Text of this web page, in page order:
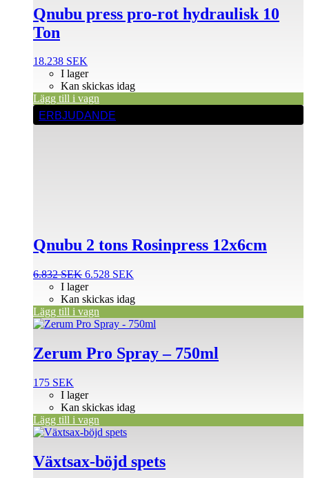
Qnubu press pro-rot hydraulisk 10
Ton
18.238 SEK
I lager
Kan skickas idag
Lägg till i vagn
ERBJUDANDE
Qnubu 2 tons Rosinpress 12x6cm
6.832SEK Det
ursprungliga
priset
var:
6.832 SEK.
6.528 SEK
priset
6.528 SEK.
I lager
Kan skickas idag
Lägg till i vagn
Zerum Pro Spray – 750ml
175 SEK
I lager
Kan skickas idag
Lägg till i vagn
Växtsax-böjd spets